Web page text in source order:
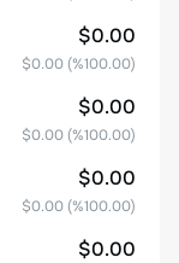
$0.00
$0.00 (%100.00)
$0.00
$0.00 (%100.00)
$0.00
$0.00 (%100.00)
$0.00